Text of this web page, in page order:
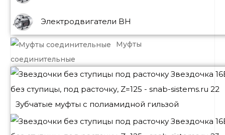
Электродвигатели BH
Муфты
соединительные
Зубчатые муфты с полиамидной гильзой